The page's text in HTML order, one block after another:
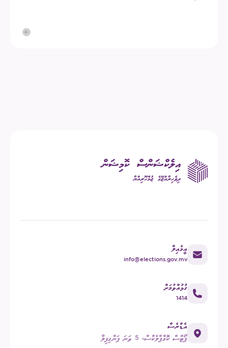
އީމެއިލް
info@elections.gov.mv
ގުޅުއްވުމަށް
1414
އެޑްރެސް
ޕޯޓްސް ކޮމްޕްލެކްސް، 5 ވަނަ ފަންގިފިލާ